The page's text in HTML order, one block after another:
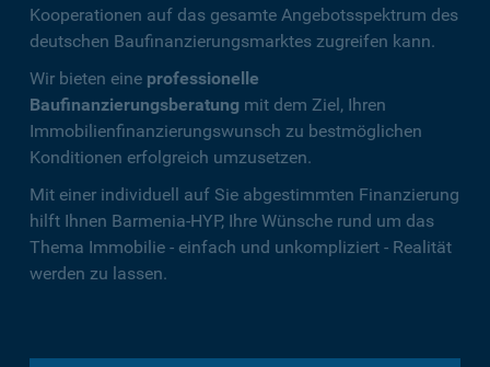
Kooperationen auf das gesamte Angebotsspektrum des
deutschen Baufinanzierungsmarktes zugreifen kann.
Wir bieten eine professionelle
Baufinanzierungsberatung mit dem Ziel, Ihren
Immobilienfinanzierungswunsch zu bestmöglichen
Konditionen erfolgreich umzusetzen.
Mit einer individuell auf Sie abgestimmten Finanzierung
hilft Ihnen Barmenia-HYP, Ihre Wünsche rund um das
Thema Immobilie - einfach und unkompliziert - Realität
werden zu lassen.